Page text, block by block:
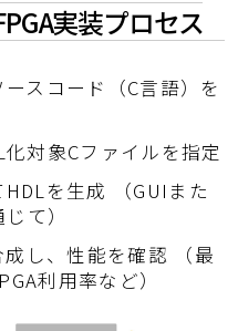
実装プロセス
スコード（C言語）を
対象Cファイルを指定
を生成 （GUIまた
て）
し、性能を確認 （最
利用率など）